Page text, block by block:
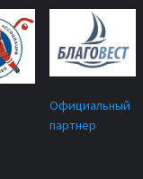
Официальный
партнер